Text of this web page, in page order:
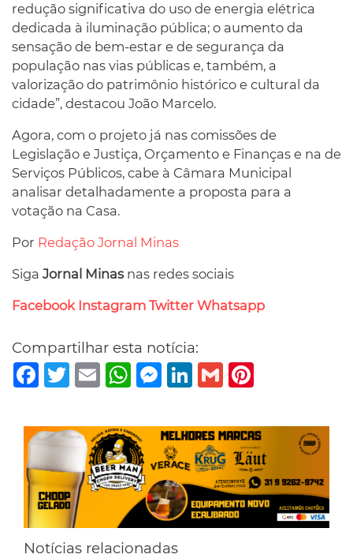
redução significativa do uso de energia elétrica
dedicada à iluminação pública; o aumento da
sensação de bem-estar e de segurança da
população nas vias públicas e, também, a
valorização do patrimônio histórico e cultural da
cidade”, destacou João Marcelo.
Agora, com o projeto já nas comissões de
Legislação e Justiça, Orçamento e Finanças e na de
Serviços Públicos, cabe à Câmara Municipal
analisar detalhadamente a proposta para a
votação na Casa.
Por Redação Jornal Minas
Siga Jornal Minasnas redes sociais
Facebook Instagram Twitter Whatsapp
Compartilhar esta notícia:
Facebook
TwitterEmail WhatsAppMessenger
LinkedIn
Gmail
Notícias relacionadas